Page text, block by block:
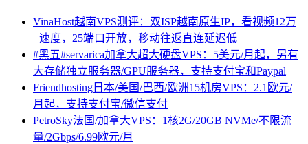
VinaHost越南VPS测评：双ISP越南原生IP，看视频12万
+速度，25端口开放，移动往返直连延迟低
#黑五#servarica加拿大超大硬盘VPS：5美元/月起，另有
大存储独立服务器/GPU服务器，支持支付宝和Paypal
Friendhosting日本/美国/巴西/欧洲15机房VPS：2.1欧元/
月起，支持支付宝/微信支付
PetroSky法国/加拿大VPS：1核2G/20GB NVMe/不限流
量/2Gbps/6.99欧元/月